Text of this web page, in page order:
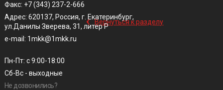
‹ Вернуться к разделу
Факс: +7 (343) 237-2-666
Адрес: 620137, Россия, г. Екатеринбург,
ул.Данилы Зверева, 31, литер Р
e-mail: 1mkk@1mkk.ru
Пн-Пт: с 9:00-18:00
Сб-Вс - выходные
Не дозвонились?